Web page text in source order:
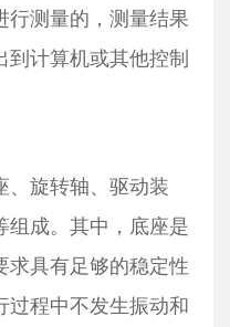
行测量的，测量结果
到计算机或其他控制
、旋转轴、驱动装
组成。其中，底座是
求具有足够的稳定性
过程中不发生振动和